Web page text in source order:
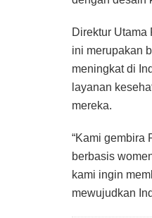
Direktur
ini merupakan
meningkat di
layanan
mereka.
“Kami gembira
berbasis
kami ingin
mewujudkan